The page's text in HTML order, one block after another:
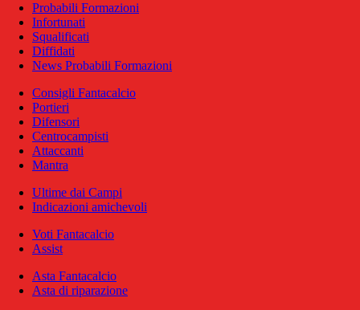
Probabili Formazioni
Infortunati
Squalificati
Diffidati
News Probabili Formazioni
Consigli Fantacalcio
Portieri
Difensori
Centrocampisti
Attaccanti
Mantra
Ultime dai Campi
Indicazioni amichevoli
Voti Fantacalcio
Assist
Asta Fantacalcio
Asta di riparazione